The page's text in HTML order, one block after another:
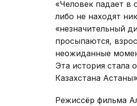
«Человек падает в
либо не находят
«незначительный
просыпаются,
неожиданные
Эта история стала
Казахстана
Режиссёр фильма